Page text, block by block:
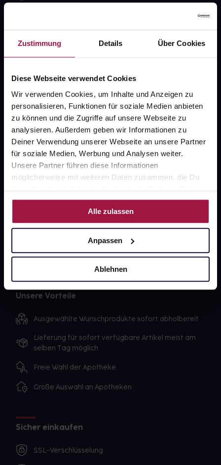
Zustimmung Details Über Cookies
Diese Webseite verwendet Cookies
Wir verwenden Cookies, um Inhalte und Anzeigen zu
personalisieren, Funktionen für soziale Medien anbieten
zu können und die Zugriffe auf unsere Webseite zu
analysieren. Außerdem geben wir Informationen zu
Deiner Verwendung unserer Webseite an unsere Partner
für soziale Medien, Werbung und Analysen weiter.
Unsere Partner führen diese Informationen
möglicherweise mit weiteren Daten zusammen, die Du
ihnen bereitgestellt hast oder die sie im Rahmen Deiner
Nutzung der Dienste gesammelt haben.
Alle zulassen
Anpassen
Ablehnen
Über uns
Karriere
Newsletter
Barrierefreiheitserklärung
PAYBACK
gesund-versorger.de
Sanitätshäuser
Impressum
Unsere Vorteile
Ausgewählte Wunschprodukte sofort abholbereit
Lieferung für sofort verfügbare Artikel meist am
selben Tag möglich
Freie Wahl der Apotheke
Große Auswahl an Apotheken
Sicher einkaufen
SSL-Verschlüsselung